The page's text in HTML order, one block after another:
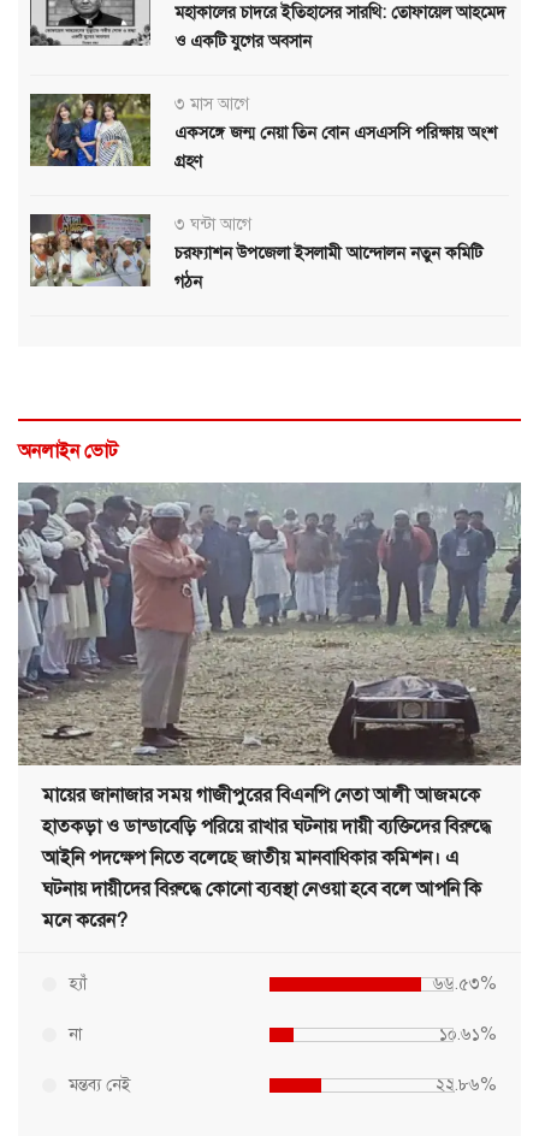
মহাকালের চাদরে ইতিহাসের সারথি: তোফায়েল আহমেদ
ও একটি যুগের অবসান
৩ মাস আগে
একসঙ্গে জন্ম নেয়া তিন বোন এসএসসি পরিক্ষায় অংশ
গ্রহণ
৩ ঘন্টা আগে
চরফ্যাশন উপজেলা ইসলামী আন্দোলন নতুন কমিটি
গঠন
অনলাইন ভোট
মায়ের জানাজার সময় গাজীপুরের বিএনপি নেতা আলী আজমকে
হাতকড়া ও ডান্ডাবেড়ি পরিয়ে রাখার ঘটনায় দায়ী ব্যক্তিদের বিরুদ্ধে
আইনি পদক্ষেপ নিতে বলেছে জাতীয় মানবাধিকার কমিশন। এ
ঘটনায় দায়ীদের বিরুদ্ধে কোনো ব্যবস্থা নেওয়া হবে বলে আপনি কি
মনে করেন?
হ্যাঁ ৬৬.৫৩%
না ১০.৬১%
মন্তব্য নেই ২২.৮৬%